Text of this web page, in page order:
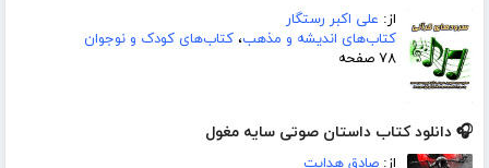
از: علی اکبر رستگار
کتاب‌های اندیشه و مذهب، کتاب‌های کودک و نوجوان
۷۸ صفحه
🎧 دانلود کتاب داستان صوتی سایه مغول
از: صادق هدایت